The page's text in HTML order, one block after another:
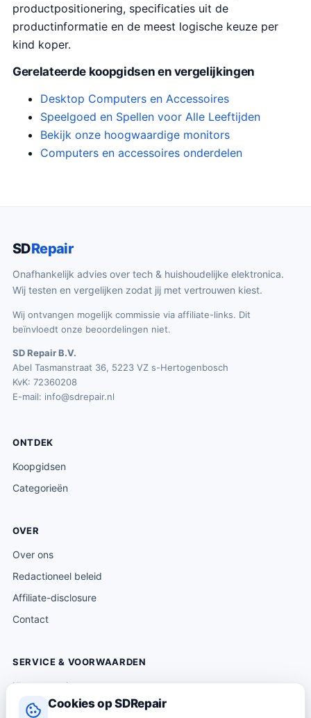
Cookies op SDRepair
productpositionering, specificaties uit de
productinformatie en de meest logische keuze per
kind koper.
Gerelateerde koopgidsen en vergelijkingen
Desktop Computers en Accessoires
Speelgoed en Spellen voor Alle Leeftijden
Bekijk onze hoogwaardige monitors
Computers en accessoires onderdelen
SDRepair
Onafhankelijk advies over tech & huishoudelijke elektronica.
Wij testen en vergelijken zodat jij met vertrouwen kiest.
Wij ontvangen mogelijk commissie via affiliate-links. Dit
beïnvloedt onze beoordelingen niet.
SD Repair B.V.
Abel Tasmanstraat 36, 5223 VZ s-Hertogenbosch
KvK: 72360208
E-mail: info@sdrepair.nl
ONTDEK
Koopgidsen
Categorieën
OVER
Over ons
Redactioneel beleid
Affiliate-disclosure
Contact
SERVICE & VOORWAARDEN
Klantenservice
Verzending & levering